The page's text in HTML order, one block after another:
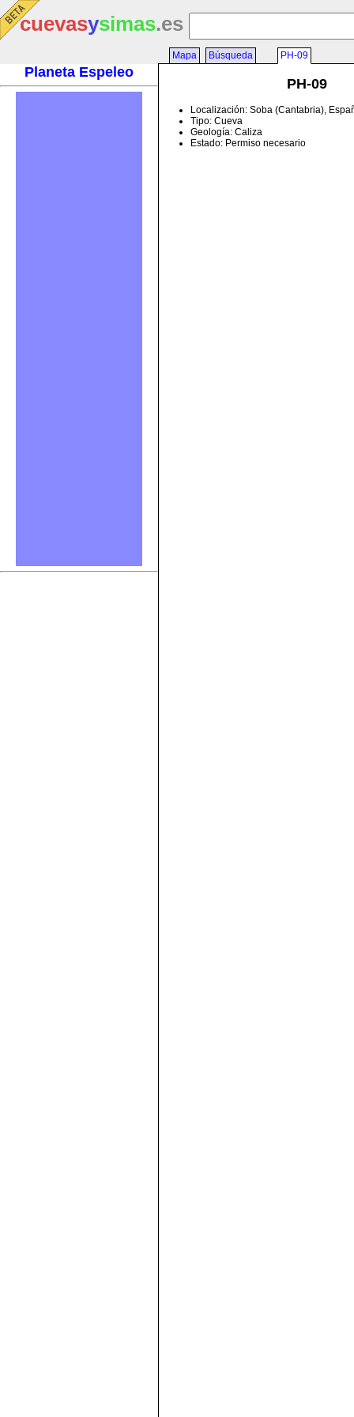
cuevasysimas.es
Planeta Espeleo
Mapa Búsqueda PH-09
PH-09
Localización: Soba (Cantabria),
Tipo: Cueva
Geología: Caliza
Estado: Permiso necesario